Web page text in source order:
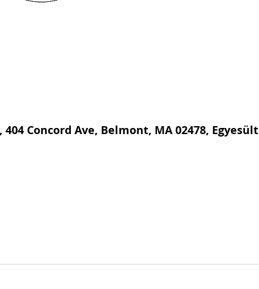
Concord Ave, Belmont, MA 02478, Egyesült